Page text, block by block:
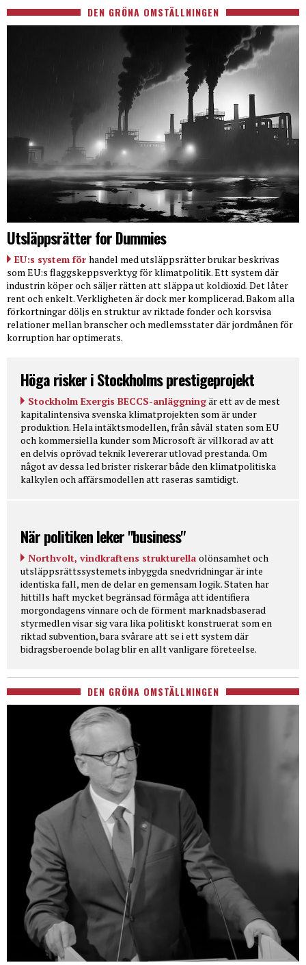
DEN GRÖNA OMSTÄLLNINGEN
Utsläppsrätter for Dummies
EU:s system för handel med utsläppsrätter brukar beskrivas
som EU:s flaggskeppsverktyg för klimatpolitik. Ett system där
industrin köper och säljer rätten att släppa ut koldioxid. Det låter
rent och enkelt. Verkligheten är dock mer komplicerad. Bakom alla
förkortningar döljs en struktur av riktade fonder och korsvisa
relationer mellan branscher och medlemsstater där jordmånen för
korruption har optimerats.
Höga risker i Stockholms prestigeprojekt
Stockholm Exergis BECCS-anläggningär ett av de mest
kapitalintensiva svenska klimatprojekten som är under
produktion. Hela intäktsmodellen, från såväl staten som EU
och kommersiella kunder som Microsoft är villkorad av att
en delvis oprövad teknik levererar utlovad prestanda. Om
något av dessa led brister riskerar både den klimatpolitiska
kalkylen och affärsmodellen att raseras samtidigt.
När politiken leker "business"
Northvolt, vindkraftens strukturella olönsamhet och
utsläppsrättssystemets inbyggda snedvridningar är inte
identiska fall, men de delar en gemensam logik. Staten har
hittills haft mycket begränsad förmåga att identifiera
morgondagens vinnare och de förment marknadsbaserad
styrmedlen visar sig vara lika politiskt konstruerat som en
riktad subvention, bara svårare att se i ett system där
bidragsberoende bolag blir en allt vanligare företeelse.
DEN GRÖNA OMSTÄLLNINGEN